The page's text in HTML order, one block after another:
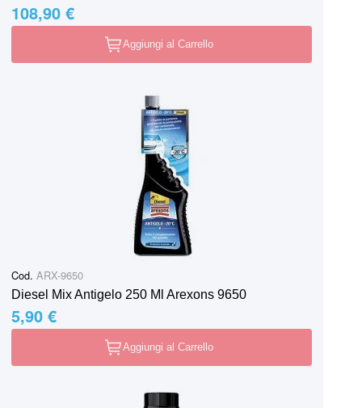
108,90 €
Aggiungi al Carrello
Cod. ARX-9650
Diesel Mix Antigelo 250 Ml Arexons 9650
5,90 €
Aggiungi al Carrello